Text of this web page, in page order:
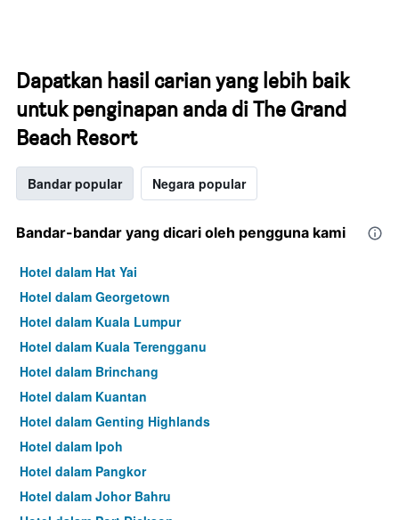
Dapatkan hasil carian yang lebih baik
untuk penginapan anda di The Grand
Beach Resort
Bandar popular Negara popular
Bandar-bandar yang dicari oleh pengguna kami
Hotel dalam Hat Yai
Hotel dalam Georgetown
Hotel dalam Kuala Lumpur
Hotel dalam Kuala Terengganu
Hotel dalam Brinchang
Hotel dalam Kuantan
Hotel dalam Genting Highlands
Hotel dalam Ipoh
Hotel dalam Pangkor
Hotel dalam Johor Bahru